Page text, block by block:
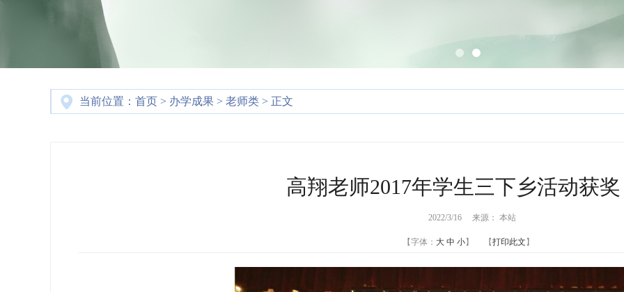
当前位置： 首页 > 办学成果 > 老师类 > 正文
高翔老师2017年学生三下乡活动获
2022/3/16 来源： 本站
【字体： 大 中 小】 【打印此文 】